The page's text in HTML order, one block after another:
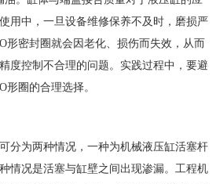
用中，一旦设备维修保养不及时，磨损严
形密封圈就会因老化、损伤而失效，从而
度控制不合理的问题。实践过程中，要避
形圈的合理选择。
分为两种情况，一种为机械液压缸活塞杆
情况是活塞与缸壁之间出现渗漏。工程机